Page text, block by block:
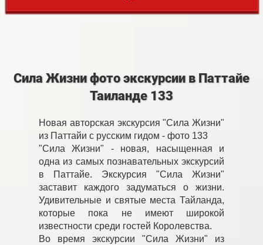
Сила Жизни фото экскурсии в Паттайе
Таиланде 133
Новая авторская экскурсия "Сила Жизни"
из Паттайи с русским гидом - фото 133
"Сила Жизни" - новая, насыщенная и
одна из самых познавательных экскурсий
в Паттайе. Экскурсия "Сила Жизни"
заставит каждого задуматься о жизни.
Удивительные и святые места Тайланда,
которые пока не имеют широкой
известности среди гостей Королевства.
Во время экскурсии "Сила Жизни" из